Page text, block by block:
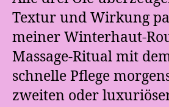
Textur und Wirkung
meiner Winterhaut-
Massage-Ritual mit
schnelle Pflege
zweiten oder